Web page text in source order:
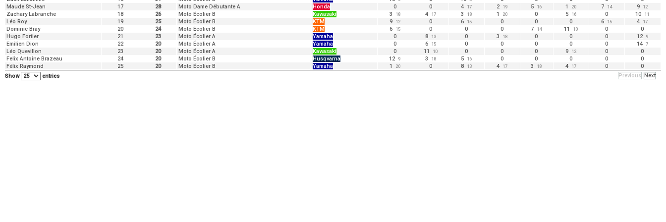
Maude St-Jean
17 28 Moto Dame Débutante A Honda 0 0 4 17 2 19 5 16 1 20 7 14 9 12
Zachary Labranche 18 26 Moto Écolier B Kawasaki 3 18 4 17 3 18 1 20 0 5 16 0 10 11
Léo Roy 19 25 Moto Écolier B KTM 9 12 0 6 15 0 0 0 6 15 4 17
Dominic Bray 20 24 Moto Écolier B KTM 6 15 0 0 0 7 14 11 10 0
0
Hugo Fortier
21 23 Moto Écolier A Yamaha 0 8 13 0 3 18 0 0 0 12 9
Emilien Dion 22 20 Moto Écolier A Yamaha 0 6 15 0 0 0 0 0 14 7
Léo Quevillon 23 20 Moto Écolier A Kawasaki 0 11 10 0 0 0 9 12 0
0
Felix Antoine Brazeau
24 20 Moto Écolier B Husqvarna 12 9 3 18 5 16 0 0 0 0
0
Félix Raymond
25 20 Moto Écolier B Yamaha 1 20 0 8 13 4 17 3 18 4 17 0
0
Show
entries Previous Next